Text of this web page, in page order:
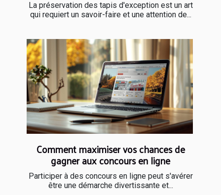
La préservation des tapis d'exception est un art
qui requiert un savoir-faire et une attention de...
Comment maximiser vos chances de
gagner aux concours en ligne
Participer à des concours en ligne peut s'avérer
être une démarche divertissante et...